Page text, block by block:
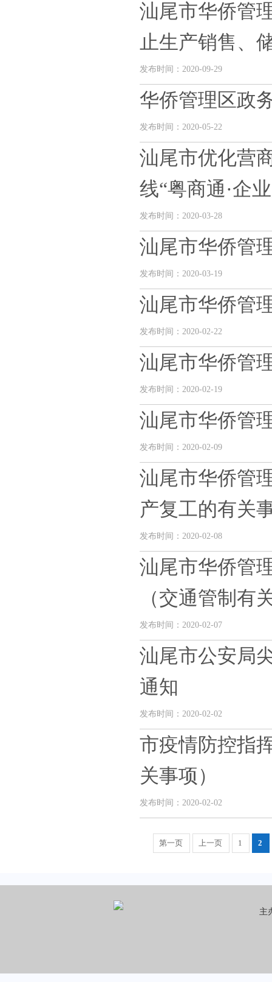
汕尾市华侨管
止生产销售、
发布时间：2020-09-29
华侨管理区政
发布时间：2020-05-22
汕尾市优化营
线“粤商通·企
发布时间：2020-03-28
汕尾市华侨管
发布时间：2020-03-19
汕尾市华侨管
发布时间：2020-02-22
汕尾市华侨管
发布时间：2020-02-19
汕尾市华侨管
发布时间：2020-02-09
汕尾市华侨管
产复工的有关
发布时间：2020-02-08
汕尾市华侨管
（交通管制有
发布时间：2020-02-07
汕尾市公安局
通知
发布时间：2020-02-02
市疫情防控指
关事项）
发布时间：2020-02-02
第一页 上一页 1 2
主